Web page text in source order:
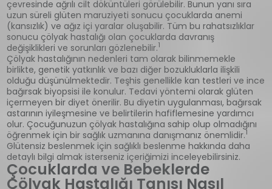
çevresinde ağrılı cilt döküntüleri görülebilir. Bunun yanı sıra
uzun süreli glüten maruziyeti sonucu çocuklarda anemi
(kansızlık) ve ağız içi yaralar oluşabilir. Tüm bu rahatsızlıklar
sonucu çölyak hastalığı olan çocuklarda davranış
değişiklikleri ve sorunları gözlenebilir.1
Çölyak hastalığının nedenleri tam olarak bilinmemekle
birlikte, genetik yatkınlık ve bazı diğer bozukluklarla ilişkili
olduğu düşünülmektedir. Teşhis genellikle kan testleri ve ince
bağırsak biyopsisi ile konulur. Tedavi yöntemi olarak glüten
içermeyen bir diyet önerilir. Bu diyetin uygulanması, bağırsak
astarının iyileşmesine ve belirtilerin hafiflemesine yardımcı
olur. Çocuğunuzun çölyak hastalığına sahip olup olmadığını
öğrenmek için bir sağlık uzmanına danışmanız önemlidir.1
Glütensiz beslenmek için sağlıklı beslenme hakkında daha
detaylı bilgi almak isterseniz içeriğimizi inceleyebilirsiniz.
Çocuklarda ve Bebeklerde
Çölyak Hastalığı Tanısı Nasıl